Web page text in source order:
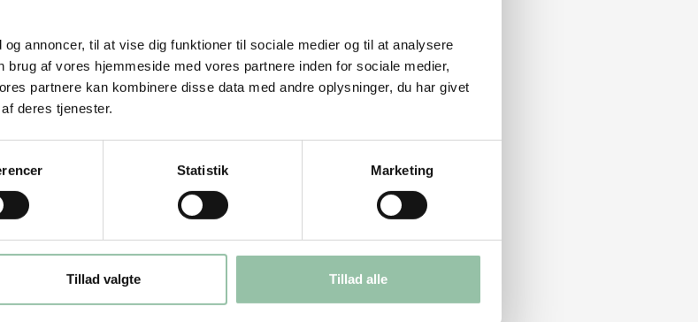
annoncer, til at vise dig funktioner til sociale medier og til at analysere
af vores hjemmeside med vores partnere inden for sociale medier,
partnere kan kombinere disse data med andre oplysninger, du har givet
deres tjenester.
Statistik Marketing
Tillad valgte Tillad alle